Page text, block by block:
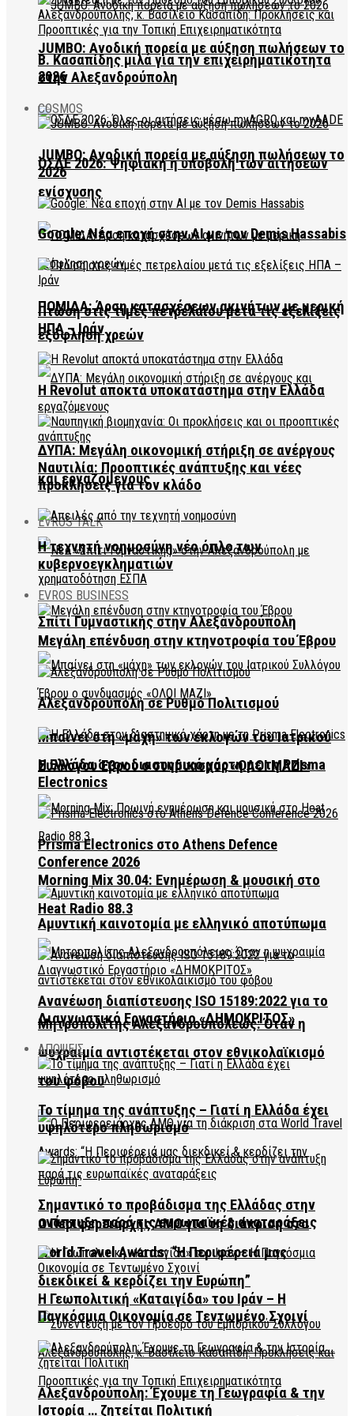
JUMBO: Ανοδική πορεία με αύξηση πωλήσεων το
2026
ΟΣΔΕ 2026: Ψηφιακή η υποβολή των αιτήσεων
ενίσχυσης
ΠΟΜΙΔΑ: Άρση κατασχέσεων ακινήτων με μερική
εξόφληση χρεών
ΔΥΠΑ: Μεγάλη οικονομική στήριξη σε ανέργους
και εργαζόμενους
EVROS TALK
Σπίτι Γυμναστικής στην Αλεξανδρούπολη
Μπαίνει στη «μάχη» των εκλογών του Ιατρικού
Συλλόγου Έβρου ο συνδυασμός «ΟΛΟΙ ΜΑΖΙ»
Morning Mix 30.04: Ενημέρωση & μουσική στο
Heat Radio 88.3
Μητροπολίτης Αλεξανδρουπόλεως: Όταν η
ψυχραιμία αντιστέκεται στον εθνικολαϊκισμό
του φόβου
Ο Περιφερειάρχης ΑΜΘ για τη διάκριση στα
World Travel Awards: “Η Περιφέρειά μας
διεκδικεί & κερδίζει την Ευρώπη”
Β. Κασαπίδης μιλά για την επιχειρηματικότητα
στην Αλεξανδρούπολη
COSMOS
JUMBO: Ανοδική πορεία με αύξηση πωλήσεων το
2026
Google: Νέα εποχή στην AI με τον Demis Hassabis
Πτώση στις τιμές πετρελαίου μετά τις εξελίξεις
ΗΠΑ – Ιράν
Η Revolut αποκτά υποκατάστημα στην Ελλάδα
Ναυτιλία: Προοπτικές ανάπτυξης και νέες
προκλήσεις για τον κλάδο
Η τεχνητή νοημοσύνη νέο όπλο των
κυβερνοεγκληματιών
EVROS BUSINESS
Μεγάλη επένδυση στην κτηνοτροφία του Έβρου
Αλεξανδρούπολη σε Ρυθμό Πολιτισμού
Η Ελλάδα στον διαστημικό χάρτη με τη Prisma
Electronics
Prisma Electronics στο Athens Defence
Conference 2026
Αμυντική καινοτομία με ελληνικό αποτύπωμα
Ανανέωση διαπίστευσης ISO 15189:2022 για το
Διαγνωστικό Εργαστήριο «ΔΗΜΟΚΡΙΤΟΣ»
ΑΠΟΨΕΙΣ
Το τίμημα της ανάπτυξης – Γιατί η Ελλάδα έχει
υψηλότερο πληθωρισμό
Σημαντικό το προβάδισμα της Ελλάδας στην
ανάπτυξη παρά τις ευρωπαϊκές αναταράξεις
Η Γεωπολιτική «Καταιγίδα» του Ιράν – Η
Παγκόσμια Οικονομία σε Τεντωμένο Σχοινί
Αλεξανδρούπολη: Έχουμε τη Γεωγραφία & την
Ιστορία … ζητείται Πολιτική